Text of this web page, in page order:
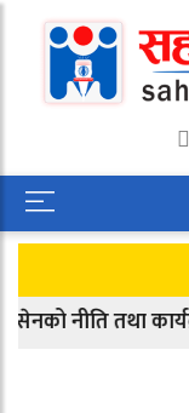
तथा कार्यक्रम